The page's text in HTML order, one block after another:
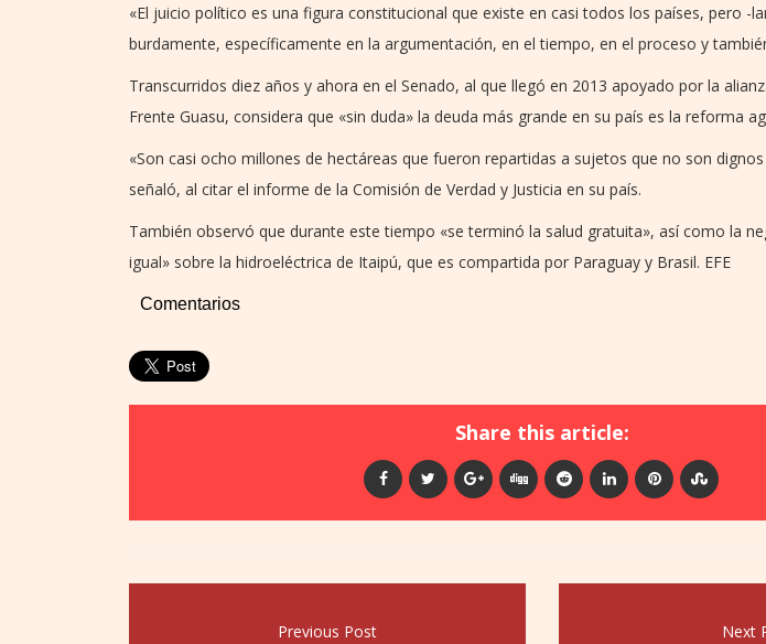
«El juicio político es una figura constitucional que existe en casi todos los países, pero -
burdamente, específicamente en la argumentación, en el tiempo, en el proceso y
Transcurridos diez años y ahora en el Senado, al que llegó en 2013 apoyado por la
Frente Guasu, considera que «sin duda» la deuda más grande en su país es la reforma
«Son casi ocho millones de hectáreas que fueron repartidas a sujetos que no son
señaló, al citar el informe de la Comisión de Verdad y Justicia en su país.
También observó que durante este tiempo «se terminó la salud gratuita», así como la
igual» sobre la hidroeléctrica de Itaipú, que es compartida por Paraguay y Brasil. EFE
Comentarios
Share this article:
Previous Post Next